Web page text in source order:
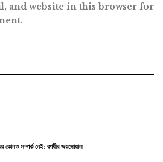
and website in this browser for
কোনও সম্পর্ক নেই: রণধীর জয়সোয়াল